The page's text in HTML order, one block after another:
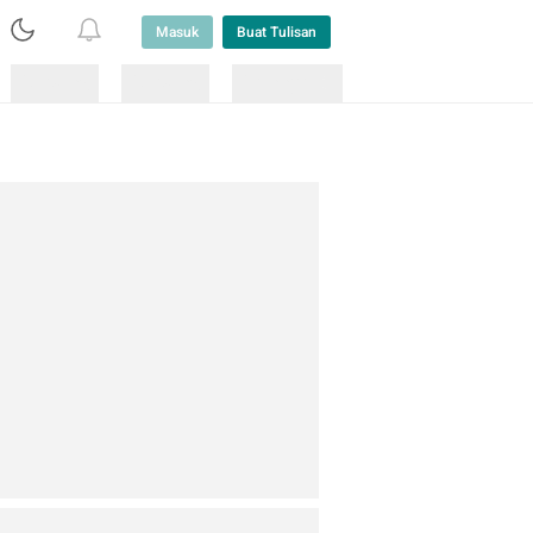
Masuk Buat Tulisan